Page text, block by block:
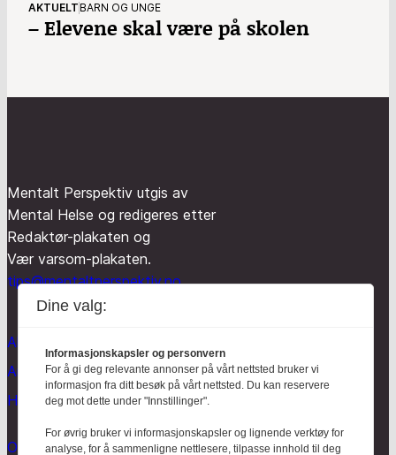
AKTUELT BARN OG UNGE
– Elevene skal være på skolen
Mentalt Perspektiv utgis av
Mental Helse og redigeres etter
Redaktør-plakaten og
Vær varsom-plakaten.
tips@mentaltperspektiv.no
Aktuelt
Anmeldt
Hodebry
Om oss
Dine valg:
Informasjonskapsler og personvern
For å gi deg relevante annonser på vårt nettsted bruker vi
informasjon fra ditt besøk på vårt nettsted. Du kan reservere
deg mot dette under "Innstillinger".
For øvrig bruker vi informasjonskapsler og lignende verktøy for
analyse, for å sammenligne nettlesere, tilpasse innhold til deg